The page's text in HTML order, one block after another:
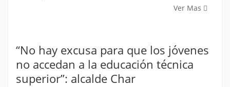
Ver Mas
“No hay excusa para que los jóvenes
no accedan a la educación técnica
superior”: alcalde Char